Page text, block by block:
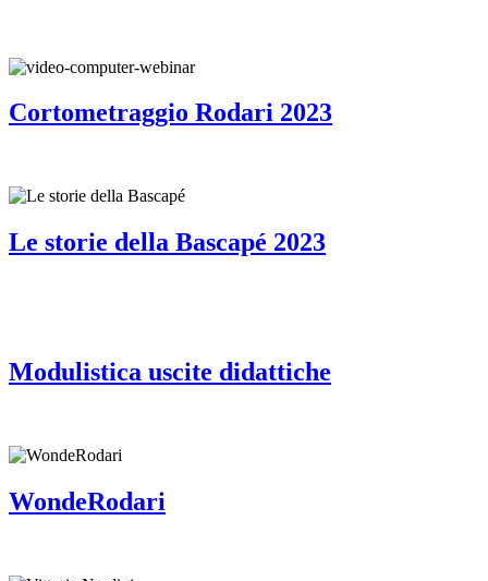
Cortometraggio Rodari 2023
Le storie della Bascapé 2023
Modulistica uscite didattiche
WondeRodari